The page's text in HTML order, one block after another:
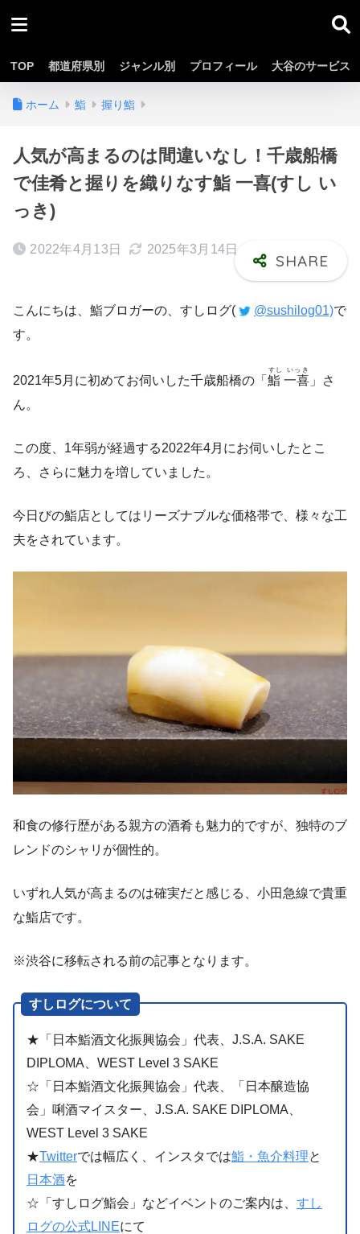
TOP 都道府県別 ジャンル別 プロフィール 大谷のサービス
ホーム 鮨 握り鮨
人気が高まるのは間違いなし！千歳船橋
で佳肴と握りを織りなす鮨 一喜(すし い
っき)
2022年4月13日 2025年3月14日
こんにちは、鮨ブロガーの、すしログ( @sushilog01)で
す。
2021年5月に初めてお伺いした千歳船橋の「 鮨 一喜
すし いっき
」さ
ん。
この度、1年弱が経過する2022年4月にお伺いしたとこ
ろ、さらに魅力を増していました。
今日びの鮨店としてはリーズナブルな価格帯で、様々な工
夫をされています。
和食の修行歴がある親方の酒肴も魅力的ですが、独特のブ
レンドのシャリが個性的。
いずれ人気が高まるのは確実だと感じる、小田急線で貴重
な鮨店です。
※渋谷に移転される前の記事となります。
すしログについて
★「日本鮨酒文化振興協会」代表、J.S.A. SAKE
DIPLOMA、WEST Level 3 SAKE
☆「日本鮨酒文化振興協会」代表、「日本醸造協
会」唎酒マイスター、J.S.A. SAKE DIPLOMA、
WEST Level 3 SAKE
★Twitterでは幅広く、インスタでは鮨・魚介料理と
日本酒を
☆「すしログ鮨会」などイベントのご案内は、 すし
ログの公式LINEにて